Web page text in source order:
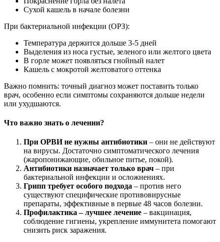
Сухой кашель в начале болезни
При бактериальной инфекции (ОРЗ):
Температура держится дольше 3-5 дней
Выделения из носа густые, зеленого или желтого цвета
В горле может появляться гнойный налет
Кашель с мокротой желтоватого оттенка
Важно помнить: точный диагноз может поставить только
врач, особенно если симптомы сохраняются дольше недели
или ухудшаются.
Что важно знать о лечении?
При ОРВИ не нужны антибиотики – они не действуют
на вирусы. Достаточно симптоматического лечения
(жаропонижающие, обильное питье, покой).
Антибиотики назначает только врач – при
бактериальной инфекции и осложнениях.
Грипп требует особого подхода – против него
существуют специфические противовирусные
препараты, эффективные в первые 48 часов болезни.
Профилактика – лучшее лечение – вакцинация,
соблюдение гигиены, укрепление иммунитета помогают
снизить риск заражения.